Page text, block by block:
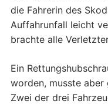
die Fahrerin des
Auffahrunfall leicht
brachte alle
Ein
worden, musste
Zwei der drei